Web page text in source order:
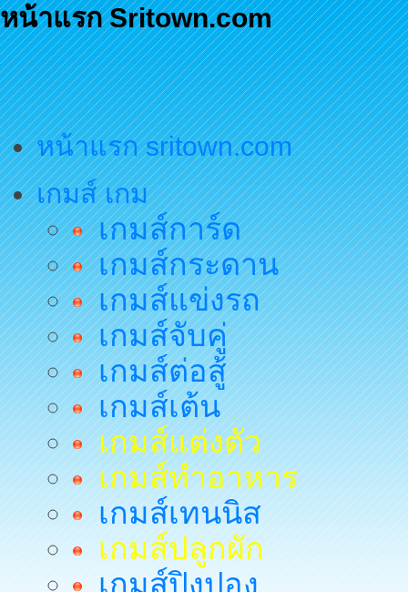
หน้าแรก Sritown.com
หน้าแรก sritown.com
เกมส์ เกม
เกมส์การ์ด
เกมส์กระดาน
เกมส์แข่งรถ
เกมส์จับคู่
เกมส์ต่อสู้
เกมส์เต้น
เกมส์แต่งตัว
เกมส์ทำอาหาร
เกมส์เทนนิส
เกมส์ปลูกผัก
เกมส์ปิงปอง